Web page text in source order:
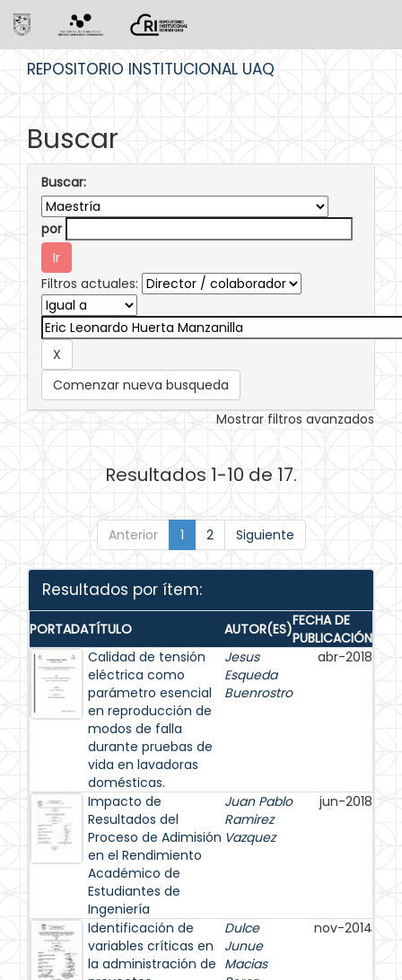
REPOSITORIO INSTITUCIONAL UAQ
Buscar
Buscar:
por
Filtros actuales:
Comenzar nueva busqueda
Mostrar filtros avanzados
Resultados 1-10 de 17.
Anterior 1 2 Siguiente
Resultados por ítem:
PORTADATÍTULO AUTOR(ES)FECHA DE
PUBLICACIÓN
Calidad de tensión
eléctrica como
parámetro esencial
en reproducción de
modos de falla
durante pruebas de
vida en lavadoras
domésticas.
Jesus
Esqueda
Buenrostro
abr-2018
Impacto de
Resultados del
Proceso de Adimisión
en el Rendimiento
Académico de
Estudiantes de
Ingeniería
Juan Pablo
Ramirez
Vazquez
jun-2018
Identificación de
variables críticas en
la administración de
Dulce
Junue
Macias
nov-2014